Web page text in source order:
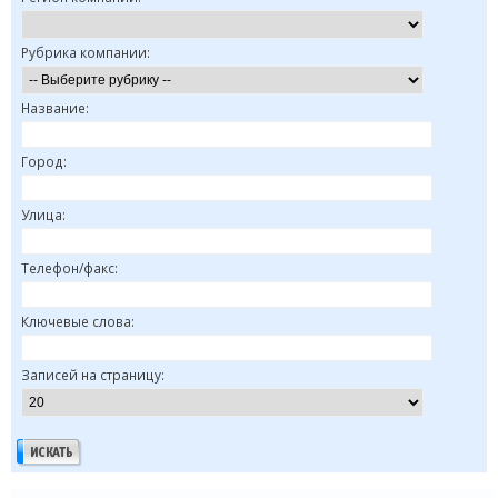
Рубрика компании:
Название:
Город:
Улица:
Телефон/факс:
Ключевые слова:
Записей на страницу: